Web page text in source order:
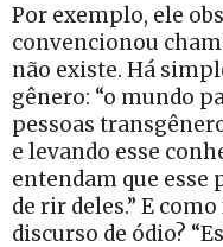
Por exemplo, ele
convencionou
não existe. Há
gênero: “o mundo
pessoas
e levando esse
entendam que
de rir deles.” E
discurso de ódio?